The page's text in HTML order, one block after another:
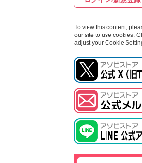
テイルズ オブ シリーズ
To view this content,
our site to use cookies.
adjust your Cookie